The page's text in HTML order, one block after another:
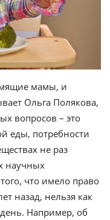
мамы, и
Ольга Полякова,
вопросов – это
еды, потребности
не раз
научных
что имело право
назад, нельзя как
Например, об